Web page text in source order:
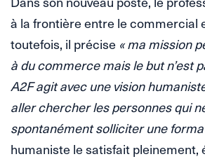
à la frontière entre le commercial
toutefois, il précise « ma mission
à du commerce mais le but n’est
A2F agit avec une vision
aller chercher les personnes qui
spontanément solliciter une
humaniste le satisfait pleinement,